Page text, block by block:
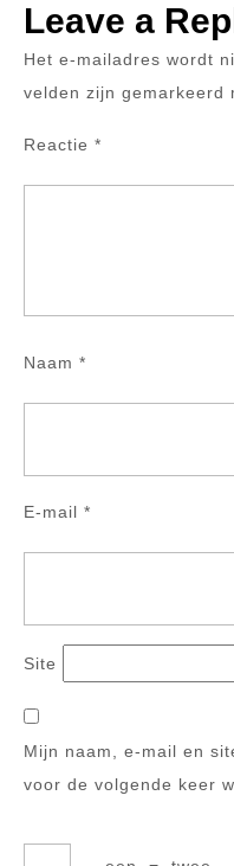
Leave a
Het e-mailadres wordt
velden zijn gemarkeerd
Reactie *
Naam *
E-mail *
Site
Mijn naam, e-mail en
voor de volgende keer